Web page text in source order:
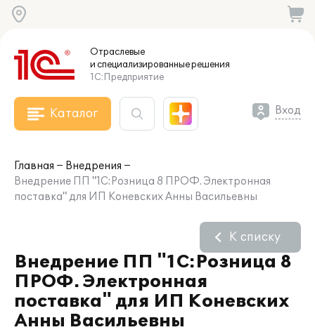
Отраслевые
и специализированныерешения
1С:Предприятие
Каталог Вход
Главная
Внедрения
Внедрение ПП "1С:Розница 8 ПРОФ. Электронная
поставка" для ИП Коневских Анны Васильевны
Внедрение ПП "1С:Розница 8
ПРОФ. Электронная
поставка" для ИП Коневских
Анны Васильевны
К списку